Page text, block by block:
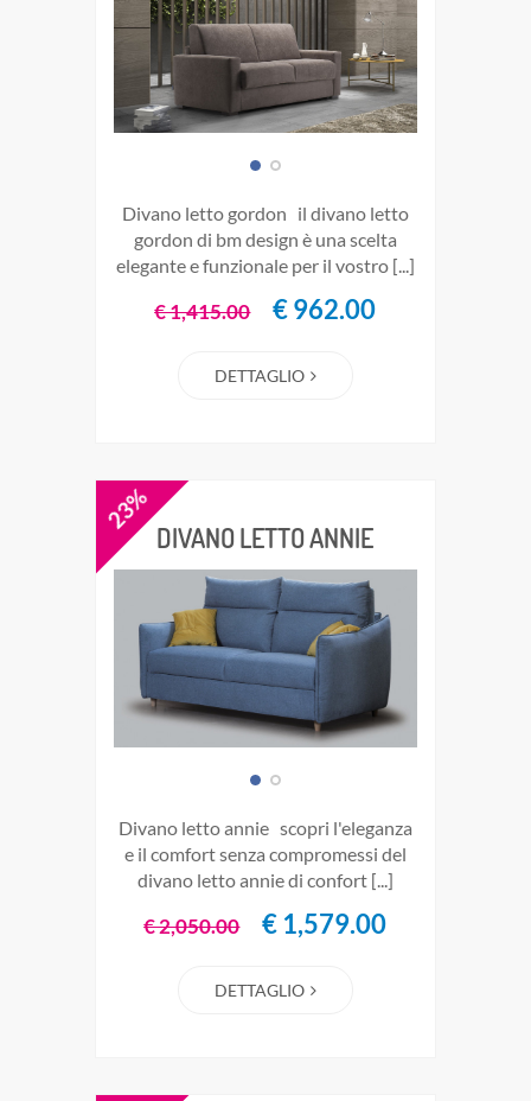
divano letto gordon il divano letto
gordon di bm design è una scelta
elegante e funzionale per il vostro [...]
€ 1,415.00 € 962.00
DETTAGLIO
23%
DIVANO LETTO ANNIE
divano letto annie scopri l'eleganza
e il comfort senza compromessi del
divano letto annie di confort [...]
€ 2,050.00 € 1,579.00
DETTAGLIO